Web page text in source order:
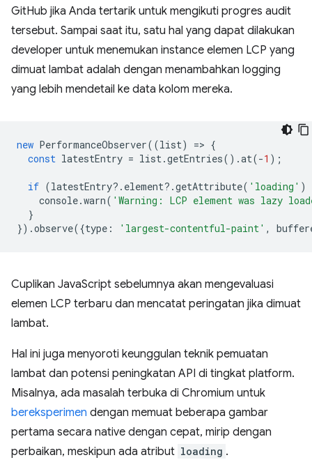
GitHub jika Anda tertarik untuk mengikuti progres audit
tersebut. Sampai saat itu, satu hal yang dapat dilakukan
developer untuk menemukan instance elemen LCP yang
dimuat lambat adalah dengan menambahkan logging
yang lebih mendetail ke data kolom mereka.
new PerformanceObserver((list) => {
const latestEntry = list.getEntries().at(-1 );
if (latestEntry? . element? .getAttribute( 'loading' )
console.warn( 'Warning: LCP element was lazy
}
}).observe({type : 'largest-contentful-paint' ,
Cuplikan JavaScript sebelumnya akan mengevaluasi
elemen LCP terbaru dan mencatat peringatan jika dimuat
lambat.
Hal ini juga menyoroti keunggulan teknik pemuatan
lambat dan potensi peningkatan API di tingkat platform.
Misalnya, ada masalah terbuka di Chromium untuk
bereksperimen dengan memuat beberapa gambar
pertama secara native dengan cepat, mirip dengan
perbaikan, meskipun ada atribut loading .